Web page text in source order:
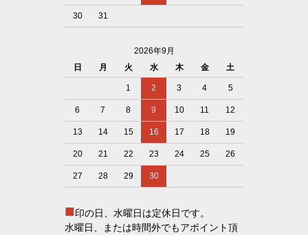
30 31
2026年9月
日
月 火 水 木 金 土
1 2 3 4 5
6 7 8 9 10 11 12
13 14 15 16 17 18 19
20 21 22 23 24 25 26
27 28 29 30
■印の日、水曜日は定休日です。
水曜日、または時間外でもアポイント頂